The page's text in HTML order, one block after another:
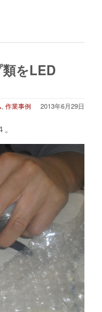
をLED
2013年6月29日
,作業事例